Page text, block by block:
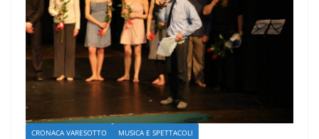
CRONACA VARESOTTO MUSICA E SPETTACOLI